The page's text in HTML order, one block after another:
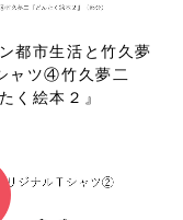
都市生活と竹久夢
ャツ④竹久夢二
く絵本２』